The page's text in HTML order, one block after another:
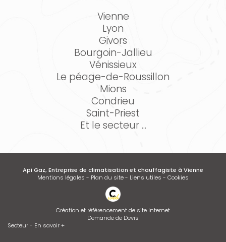
Vienne
Lyon
Givors
Bourgoin-Jallieu
Vénissieux
Le péage-de-Roussillon
Mions
Condrieu
Saint-Priest
Et le secteur ...
Api Gaz, Entreprise de climatisation et chauffagiste à Vienne
Mentions légales - Plan du site- Liens utiles - Cookies
Création et référencement de site Internet
Demande de Devis
Secteur- En savoir +